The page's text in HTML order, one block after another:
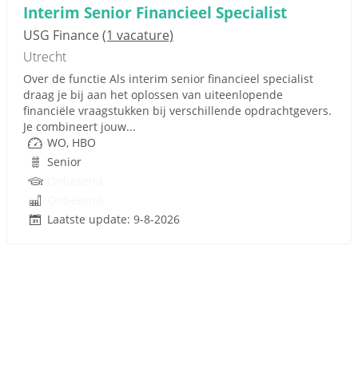
Interim Senior Financieel Specialist
USG Finance(1 vacature)
Utrecht
Over de functie Als interim senior financieel specialist
draag je bij aan het oplossen van uiteenlopende
financiële vraagstukken bij verschillende opdrachtgevers.
Je combineert jouw...
WO, HBO
Senior
Laatste update: 9-8-2026